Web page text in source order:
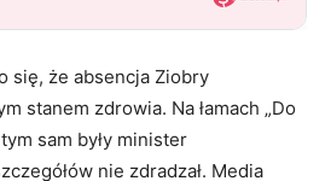
się, że absencja Ziobry
stanem zdrowia. Na łamach „Do
sam były minister
nie zdradzał. Media